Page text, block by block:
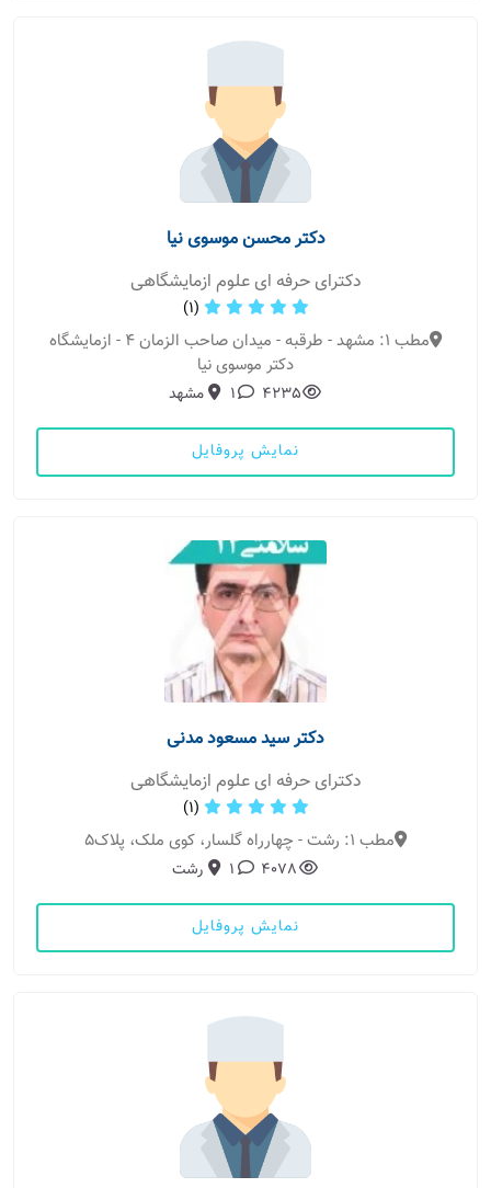
دکتر محسن موسوی نیا
دکترای حرفه ای علوم ازمایشگاهی
(1)
مطب 1: مشهد - طرقبه - میدان صاحب الزمان 4 - ازمایشگاه
دکتر موسوی نیا
4235
1 مشهد
نمایش پروفایل
دکتر سید مسعود مدنی
دکترای حرفه ای علوم ازمایشگاهی
(1)
مطب 1: رشت - چهارراه گلسار، کوی ملک، پلاک5
4078
1 رشت
نمایش پروفایل